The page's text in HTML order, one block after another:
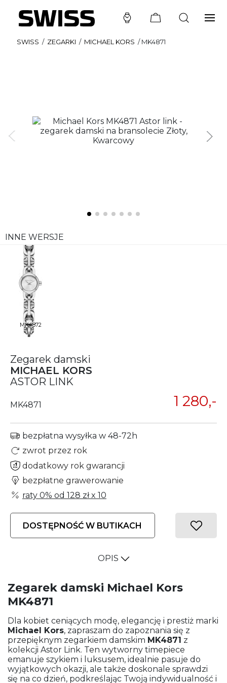
SWISS / ZEGARKI / MICHAEL KORS /MK4871
INNE WERSJE
MK4872
Zegarek damski
MICHAEL KORS
ASTOR LINK
MK4871 1 280,-
bezpłatna wysyłka w 48-72h
zwrot przez rok
dodatkowy rok gwarancji
bezpłatne grawerowanie
raty 0% od 128 złx 10
DOSTĘPNOŚĆ W BUTIKACH
OPIS
Zegarek damski Michael Kors
MK4871
Dla kobiet ceniących modę, elegancję i prestiż marki
Michael Kors, zapraszam do zapoznania się z
przepięknym zegarkiem damskim MK4871 z
kolekcji Astor Link. Ten wytworny timepiece
emanuje szykiem i luksusem, idealnie pasuje do
wyjątkowych okazji, ale także doskonale sprawdzi
się na co dzień, podkreślając Twoją indywidualność i